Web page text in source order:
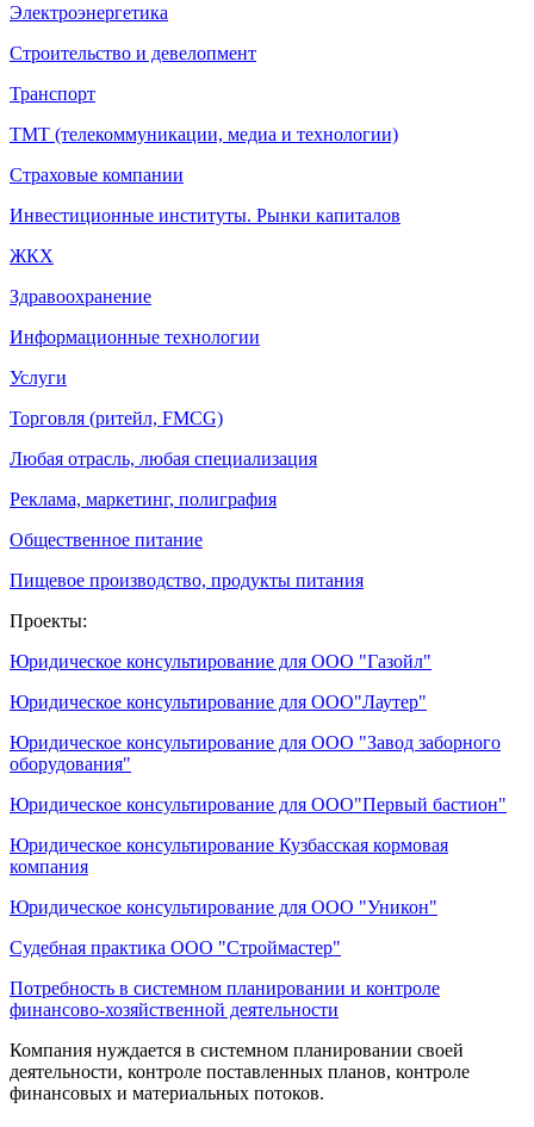
Электроэнергетика
Строительство и девелопмент
Транспорт
ТМТ (телекоммуникации, медиа и технологии)
Страховые компании
Инвестиционные институты. Рынки капиталов
ЖКХ
Здравоохранение
Информационные технологии
Услуги
Торговля (ритейл, FMCG)
Любая отрасль, любая специализация
Реклама, маркетинг, полиграфия
Общественное питание
Пищевое производство, продукты питания
Проекты:
Юридическое консультирование для ООО "Газойл"
Юридическое консультирование для ООО"Лаутер"
Юридическое консультирование для ООО "Завод заборного
оборудования"
Юридическое консультирование для ООО"Первый бастион"
Юридическое консультирование Кузбасская кормовая
компания
Юридическое консультирование для ООО "Уникон"
Судебная практика ООО "Строймастер"
Потребность в системном планировании и контроле
финансово-хозяйственной деятельности
Компания нуждается в системном планировании своей
деятельности, контроле поставленных планов, контроле
финансовых и материальных потоков.